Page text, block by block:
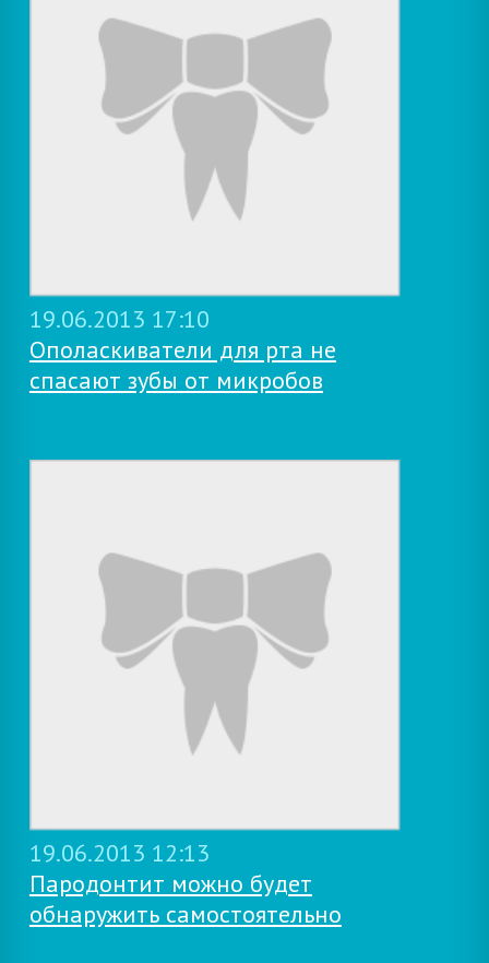
19.06.2013 17:10
Ополаскиватели для рта не
спасают зубы от микробов
19.06.2013 12:13
Пародонтит можно будет
обнаружить самостоятельно